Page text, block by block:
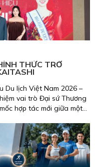
THỨC TRỞ
lịch Việt Nam 2026 –
vai trò Đại sứ Thương
hợp tác mới giữa một
Việt Nam.